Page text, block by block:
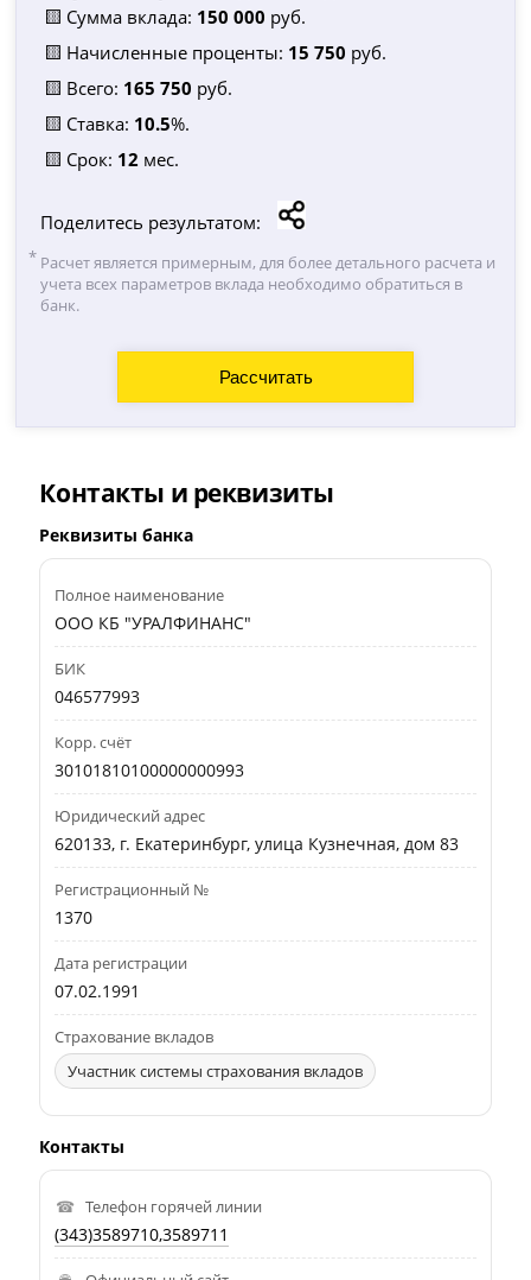
🟨 Сумма вклада: 150 000 руб.
🟨 Начисленные проценты: 15 750 руб.
🟨 Всего: 165 750 руб.
🟨 Ставка: 10.5%.
🟨 Срок: 12 мес.
Поделитесь результатом:
Расчет является примерным, для более детального расчета и
учета всех параметров вклада необходимо обратиться в
банк.
Контакты и реквизиты
Реквизиты банка
Полное наименование
ООО КБ "УРАЛФИНАНС"
БИК
046577993
Корр. счёт
30101810100000000993
Юридический адрес
620133, г. Екатеринбург, улица Кузнечная, дом 83
Регистрационный №
1370
Дата регистрации
07.02.1991
Страхование вкладов
Участник системы страхования вкладов
Контакты
Телефон горячей линии
(343)3589710,3589711